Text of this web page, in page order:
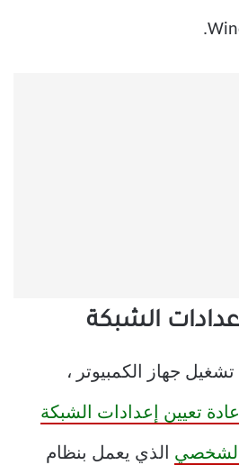
جهاز الكمبيوتر ،
تعيين إعدادات الشبكة
الشخصي الذي يعمل بنظام